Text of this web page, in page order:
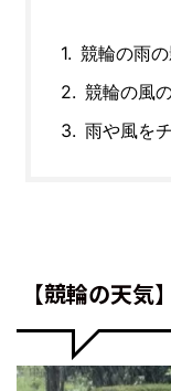
競輪の雨
競輪の風
雨や風を
【競輪の天気